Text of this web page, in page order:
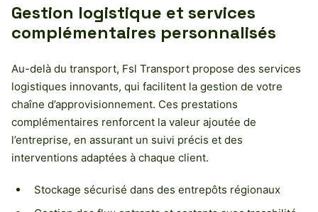
Gestion logistique et services
complémentaires personnalisés
Au-delà du transport, Fsl Transport propose des services
logistiques innovants, qui facilitent la gestion de votre
chaîne d’approvisionnement. Ces prestations
complémentaires renforcent la valeur ajoutée de
l’entreprise, en assurant un suivi précis et des
interventions adaptées à chaque client.
Stockage sécurisé dans des entrepôts régionaux